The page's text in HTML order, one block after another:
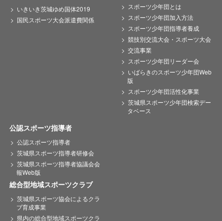
いきいき茨城ゆめ国体2019
国民スポーツ大会派遣費関係
スポーツ少年団とは
スポーツ少年団加入方法
スポーツ少年団指導者養成
競技別交流大会・スポーツ大会
交流事業
スポーツ少年団リーダー会
いばらきのスポーツ少年団Web
版
スポーツ少年団活性化事業
茨城県スポーツ少年団検索デー
タベース
公認スポーツ指導者
公認スポーツ指導者
茨城県スポーツ指導者研修会
茨城県スポーツ指導者協議会会
報Web版
総合型地域スポーツクラブ
茨城県スポーツ協会によるクラ
ブ育成事業
県内の総合型地域スポーツクラ